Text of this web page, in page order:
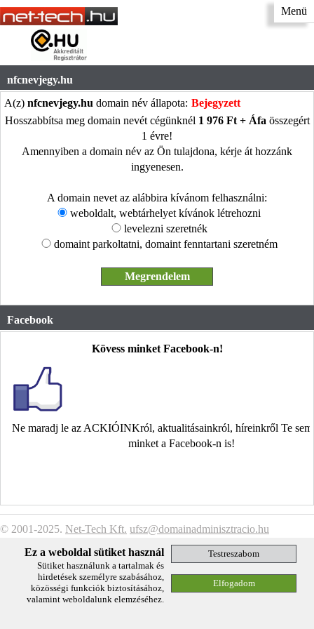
Menü
nfcnevjegy.hu
A(z) nfcnevjegy.hu domain név állapota: Bejegyzett
Hosszabbítsa meg domain nevét cégünknél 1 976 Ft + Áfa összegért
1 évre!
Amennyiben a domain név az Ön tulajdona, kérje át hozzánk
ingyenesen.
A domain nevet az alábbira kívánom felhasználni:
weboldalt, webtárhelyet kívánok létrehozni
levelezni szeretnék
domaint parkoltatni, domaint fenntartani szeretném
Facebook
Kövess minket Facebook-n!
Ne maradj le az ACKIÓINKról, aktualitásainkról, híreinkről Te
minket a Facebook-n is!
© 2001-2025. Net-Tech Kft. ufsz@domainadminisztracio.hu
Ez a weboldal sütiket használ
Sütiket használunk a tartalmak és
hirdetések személyre szabásához,
közösségi funkciók biztosításához,
valamint weboldalunk elemzéséhez.